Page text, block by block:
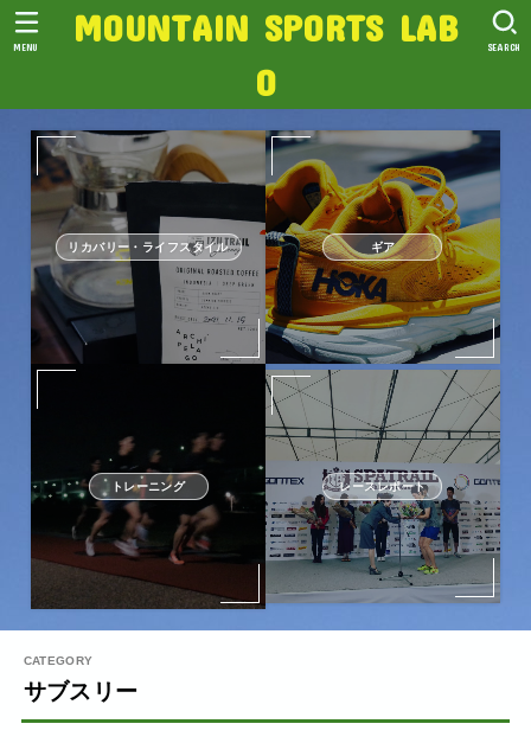
MOUNTAIN SPORTS LAB
O
SEARCH
MENU
リカバリー・ライフスタイル ギア
トレーニング レースレポート
サブスリー